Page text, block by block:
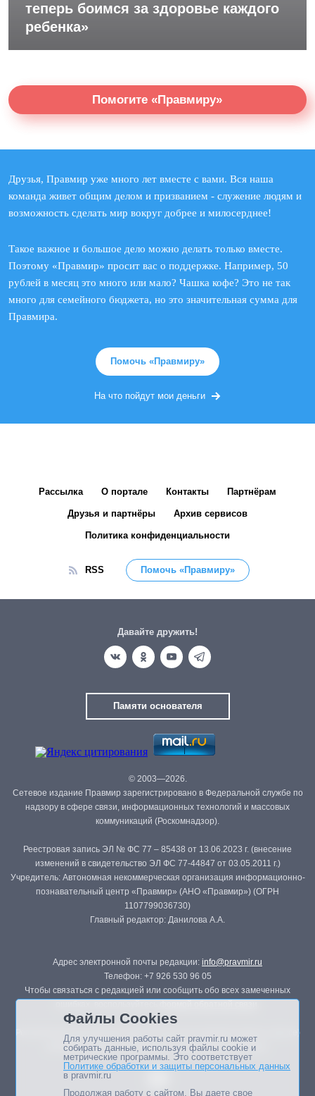
теперь боимся за здоровье каждого
ребенка»
Помогите «Правмиру»
Друзья, Правмир уже много лет вместе с вами. Вся наша
команда живет общим делом и призванием - служение людям и
возможность сделать мир вокруг добрее и милосерднее!
Такое важное и большое дело можно делать только вместе.
Поэтому «Правмир» просит вас о поддержке. Например, 50
рублей в месяц это много или мало? Чашка кофе? Это не так
много для семейного бюджета, но это значительная сумма для
Правмира.
Помочь «Правмиру»
На что пойдут мои деньги
Рассылка О портале Контакты Партнёрам
Друзья и партнёры Архив сервисов
Политика конфиденциальности
RSS Помочь «Правмиру»
Давайте дружить!
Памяти основателя
© 2003—2026.
Сетевое издание Правмир зарегистрировано в Федеральной службе по
надзору в сфере связи, информационных технологий и массовых
коммуникаций (Роскомнадзор).
Реестровая запись ЭЛ № ФС 77 – 85438 от 13.06.2023 г. (внесение
изменений в свидетельство ЭЛ ФС 77-44847 от 03.05.2011 г.)
Учредитель: Автономная некоммерческая организация информационно-
познавательный центр «Правмир» (АНО «Правмир») (ОГРН
1107799036730)
Главный редактор: Данилова А.А.
Адрес электронной почты редакции: info@pravmir.ru
Телефон: +7 926 530 96 05
Чтобы связаться с редакцией или сообщить обо всех замеченных
Републикация материалов сайта в печатных изданиях (книгах, прессе)
возможна только с письменного разрешения редакции.
Файлы Cookies
Для улучшения работы сайт pravmir.ru может
собирать данные, используя файлы cookie и
метрические программы. Это соответствует
Политике обработки и защиты персональных данных
в pravmir.ru
Продолжая работу с сайтом, Вы даете свое